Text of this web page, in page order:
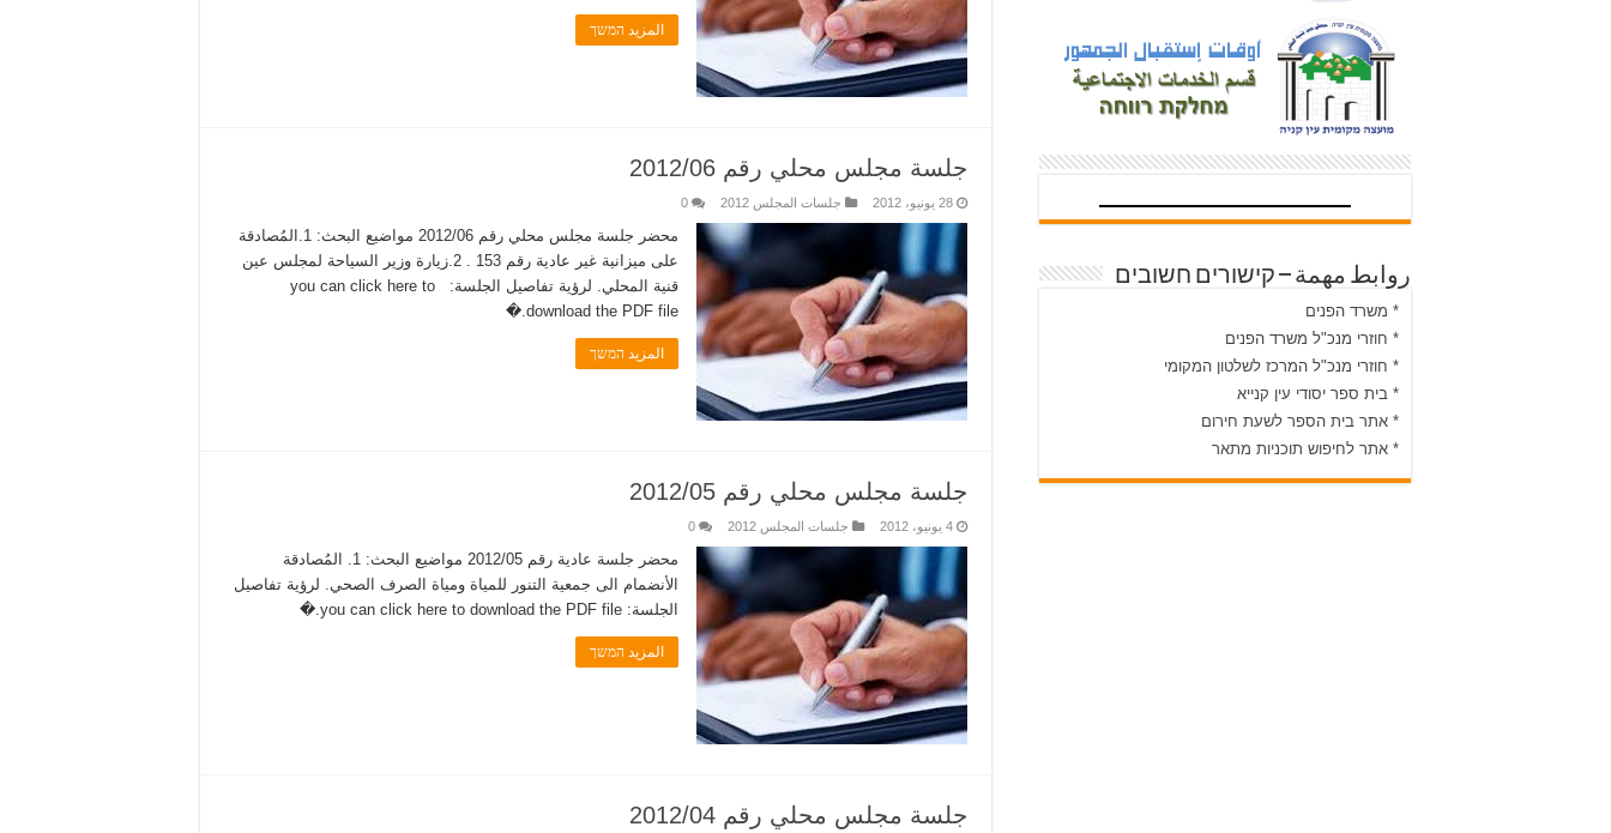
المزيد המשך
جلسة مجلس محلي رقم 2012/06
28 يونيو، 2012 جلسات المجلس 2012 0
محضر جلسة مجلس محلي رقم 2012/06 مواضيع البحث: 1.المُصادقة
على ميزانية غير عادية رقم 153 . 2.زيارة وزير السياحة لمجلس عين
قنية المحلي. لرؤية تفاصيل الجلسة: you can click here to
download the PDF file.�
المزيد המשך
جلسة مجلس محلي رقم 2012/05
4 يونيو، 2012 جلسات المجلس 2012 0
محضر جلسة عادية رقم 2012/05 مواضيع البحث: 1. المُصادقة
الأنضمام الى جمعية التنور للمياة ومياة الصرف الصحي. لرؤية تفاصيل
الجلسة: you can click here to download the PDF file.�
المزيد המשך
جلسة مجلس محلي رقم 2012/04
روابط مهمة – קישורים חשובים
* משרד הפנים
* חוזרי מנכ"ל משרד הפנים
* חוזרי מנכ"ל המרכז לשלטון המקומי
* בית ספר יסודי עין קנייא
* אתר בית הספר לשעת חירום
* אתר לחיפוש תוכניות מתאר